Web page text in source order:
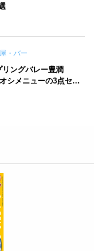
・バー
ングバレー豊潤
シメニューの3点セッ